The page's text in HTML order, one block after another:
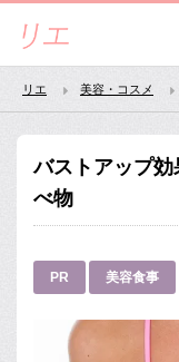
リエ 美容・コスメ
バストアップ
べ物
PR 美容食事